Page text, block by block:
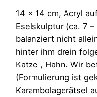
14 x 14 cm, Acryl
Eselskulptur (ca. 7
balanziert nicht
hinter ihm drein
Katze , Hahn. Wir
(Formulierung ist
Karambolagerätsel